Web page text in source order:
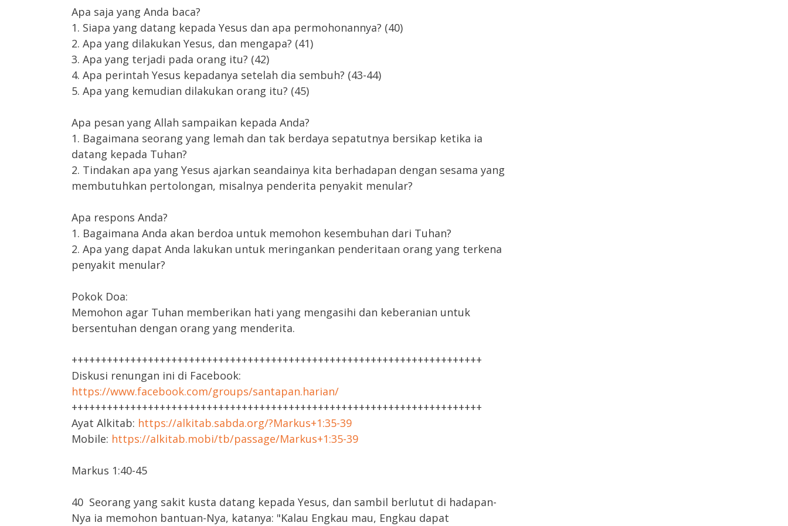
Apa saja yang Anda baca?
1. Siapa yang datang kepada Yesus dan apa permohonannya? (40)
2. Apa yang dilakukan Yesus, dan mengapa? (41)
3. Apa yang terjadi pada orang itu? (42)
4. Apa perintah Yesus kepadanya setelah dia sembuh? (43-44)
5. Apa yang kemudian dilakukan orang itu? (45)
Apa pesan yang Allah sampaikan kepada Anda?
1. Bagaimana seorang yang lemah dan tak berdaya sepatutnya bersikap ketika ia
datang kepada Tuhan?
2. Tindakan apa yang Yesus ajarkan seandainya kita berhadapan dengan sesama yang
membutuhkan pertolongan, misalnya penderita penyakit menular?
Apa respons Anda?
1. Bagaimana Anda akan berdoa untuk memohon kesembuhan dari Tuhan?
2. Apa yang dapat Anda lakukan untuk meringankan penderitaan orang yang terkena
penyakit menular?
Pokok Doa:
Memohon agar Tuhan memberikan hati yang mengasihi dan keberanian untuk
bersentuhan dengan orang yang menderita.
++++++++++++++++++++++++++++++++++++++++++++++++++++++++++++++++++++++
Diskusi renungan ini di Facebook:
https://www.facebook.com/groups/santapan.harian/
++++++++++++++++++++++++++++++++++++++++++++++++++++++++++++++++++++++
Ayat Alkitab: https://alkitab.sabda.org/?Markus+1:35-39
Mobile: https://alkitab.mobi/tb/passage/Markus+1:35-39
Markus 1:40-45
40 Seorang yang sakit kusta datang kepada Yesus, dan sambil berlutut di hadapan-
Nya ia memohon bantuan-Nya, katanya: "Kalau Engkau mau, Engkau dapat